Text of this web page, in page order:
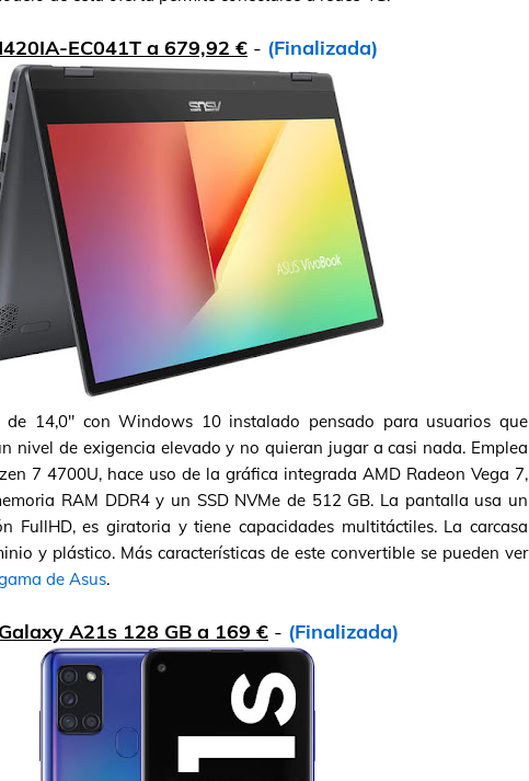
EC041T a 679,92 € - (Finalizada)
de 14,0" con Windows 10 instalado pensado para usuarios que
nivel de exigencia elevado y no quieran jugar a casi nada. Emplea
7 4700U, hace uso de la gráfica integrada AMD Radeon Vega 7,
RAM DDR4 y un SSD NVMe de 512 GB. La pantalla usa un
FullHD, es giratoria y tiene capacidades multitáctiles. La carcasa
y plástico. Más características de este convertible se pueden ver
de Asus.
A21s 128 GB a 169 € - (Finalizada)